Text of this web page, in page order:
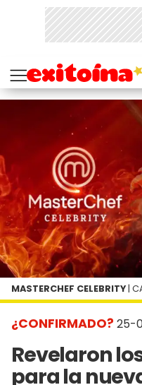
¿CONFIRMADO? 25-
Revelaron
para la
MASTERCHEF CELEBRITY|